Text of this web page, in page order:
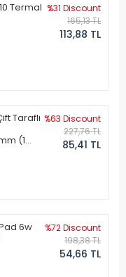
Termal %31 Discount
165,13 TL
113,88 TL
Taraflı
(1
%63 Discount
227,76 TL
85,41 TL
6w
%72 Discount
198,38 TL
54,66 TL